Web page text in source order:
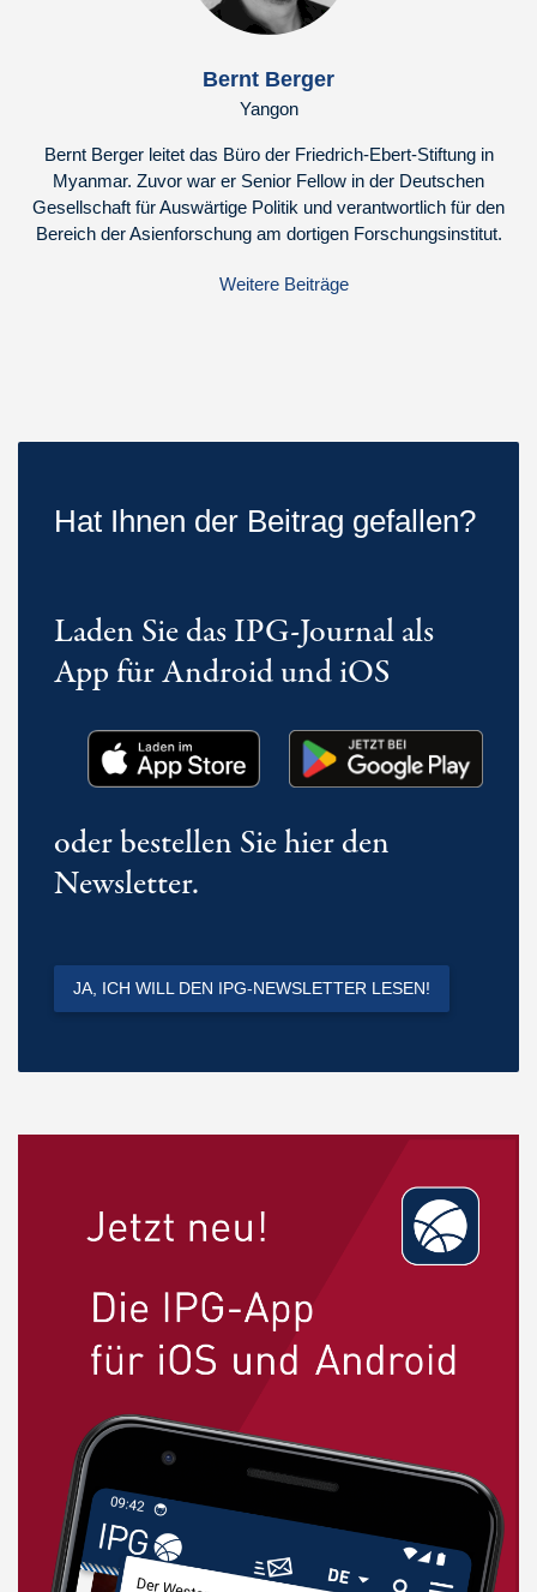
Bernt Berger
Yangon
Bernt Berger leitet das Büro der Friedrich-Ebert-Stiftung in
Myanmar. Zuvor war er Senior Fellow in der Deutschen
Gesellschaft für Auswärtige Politik und verantwortlich für den
Bereich der Asienforschung am dortigen Forschungsinstitut.
Weitere Beiträge
Hat Ihnen der Beitrag gefallen?
Laden Sie das IPG-Journal als
App für Android und iOS
oder bestellen Sie hier den
Newsletter.
JA, ICH WILL DEN IPG-NEWSLETTER LESEN!